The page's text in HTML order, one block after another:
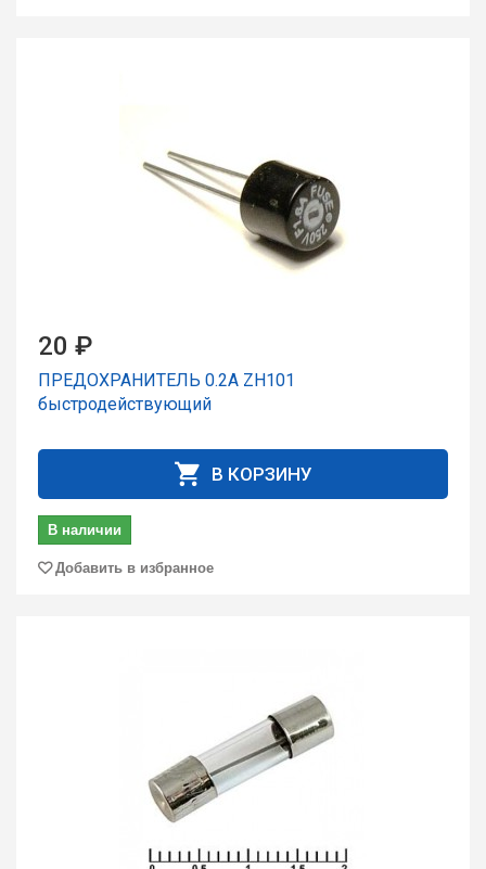
20 ₽
ПРЕДОХРАНИТЕЛЬ 0.2А ZH101
быстродействующий
В КОРЗИНУ
В наличии
Добавить в избранное